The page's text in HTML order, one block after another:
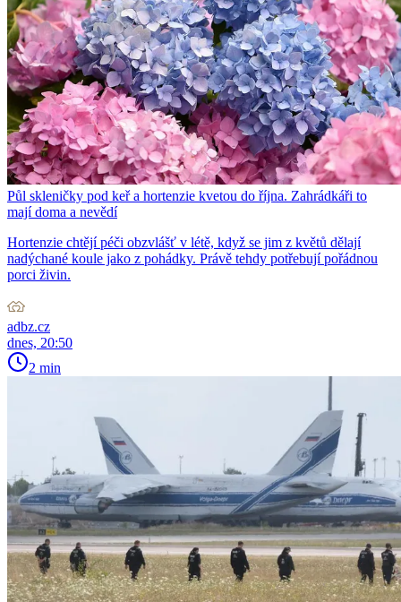
Půl skleničky pod keř a hortenzie kvetou do října. Zahrádkáři to
mají doma a nevědí
Hortenzie chtějí péči obzvlášť v létě, když se jim z květů dělají
nadýchané koule jako z pohádky. Právě tehdy potřebují pořádnou
porci živin.
adbz.cz
dnes, 20:50
2 min